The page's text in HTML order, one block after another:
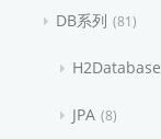
DB系列 81
H2Database
JPA 8